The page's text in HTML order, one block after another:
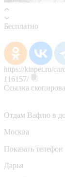
Бесплатно
https://kinpet.ru/
116157/
Ссылка
Отдам Вафлю в
Москва
Показать телефон
Дарья